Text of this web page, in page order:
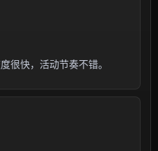
很快，活动节奏不错。